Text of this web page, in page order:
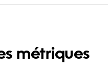
métriques